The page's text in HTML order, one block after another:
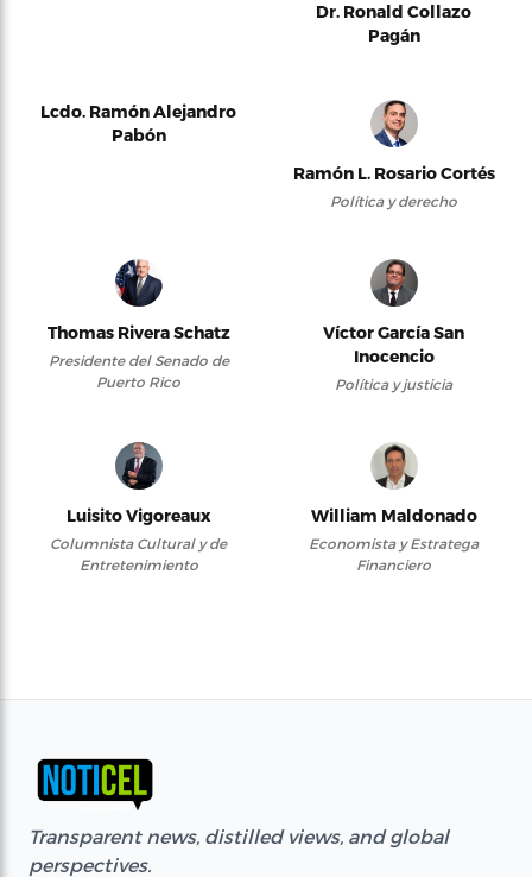
Dr. Ronald Collazo
Pagán
Lcdo. Ramón Alejandro
Pabón
Ramón L. Rosario Cortés
Política y derecho
Thomas Rivera Schatz
Presidente del Senado de
Puerto Rico
Víctor García San
Inocencio
Política y justicia
Luisito Vigoreaux
Columnista Cultural y de
Entretenimiento
William Maldonado
Economista y Estratega
Financiero
Transparent news, distilled views, and global
perspectives.